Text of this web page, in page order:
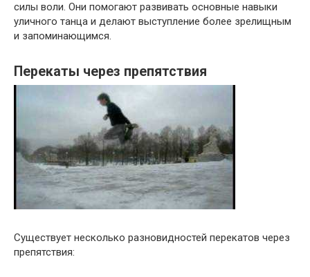
силы воли. Они помогают развивать основные навыки
уличного танца и делают выступление более зрелищным
и запоминающимся.
Перекаты через препятствия
Существует несколько разновидностей перекатов через
препятствия: